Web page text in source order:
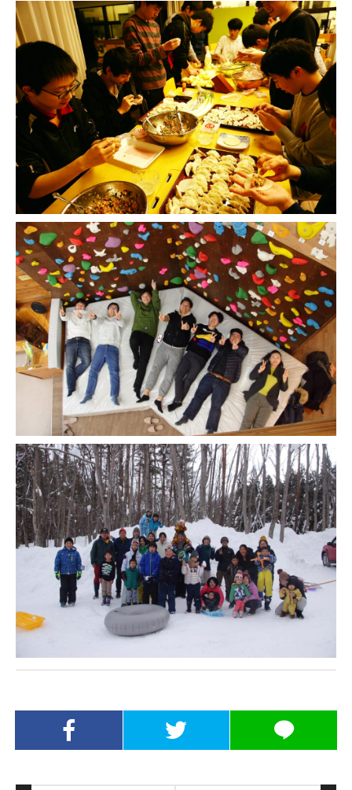
Facebookでシ
ェア
Twitterでシェ
ア
LINEでシェア